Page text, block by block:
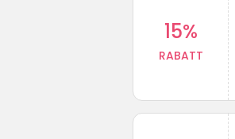
15%
RABATT